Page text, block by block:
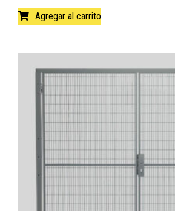
Agregar al carrito